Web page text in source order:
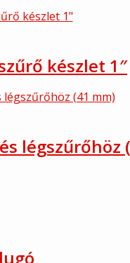
készlet 1″
légszűrőhöz